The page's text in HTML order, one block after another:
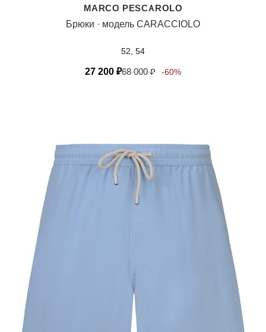
MARCO PESCAROLO
Брюки · модель CARACCIOLO
52, 54
27 200 ₽68 000₽ -60%